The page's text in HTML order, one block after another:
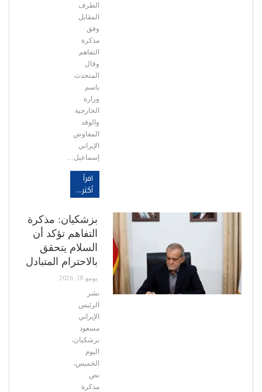
الطرف
المقابل
وفق
مذكرة
التفاهم.
وقال
المتحدث
باسم
وزارة
الخارجية
والوفد
المفاوض
الإيراني
إسماعيل…
اقرأ
أكثر...
بزشكيان: مذكرة
التفاهم تؤكد أن
السلام يتحقق
بالاحترام المتبادل
يونيو 18, 2026
نشر
الرئيس
الإيراني
مسعود
بزشكيان،
اليوم
الخميس،
نص
مذكرة